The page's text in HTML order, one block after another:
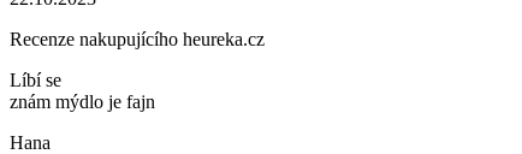
Recenze nakupujícího heureka.cz
Líbí se
znám mýdlo je fajn
Hana